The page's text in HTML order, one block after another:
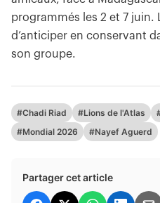
programmés les 2 et 7 juin.
d’anticiper en conservant
son groupe.
#Chadi Riad #Lions de l'Atlas
#Mondial 2026
#Nayef Aguerd
Partager cet article